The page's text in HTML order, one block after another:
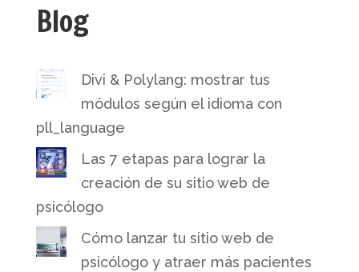
Blog
Divi & Polylang: mostrar tus
módulos según el idioma con
pll_language
Las 7 etapas para lograr la
creación de su sitio web de
psicólogo
Cómo lanzar tu sitio web de
psicólogo y atraer más pacientes